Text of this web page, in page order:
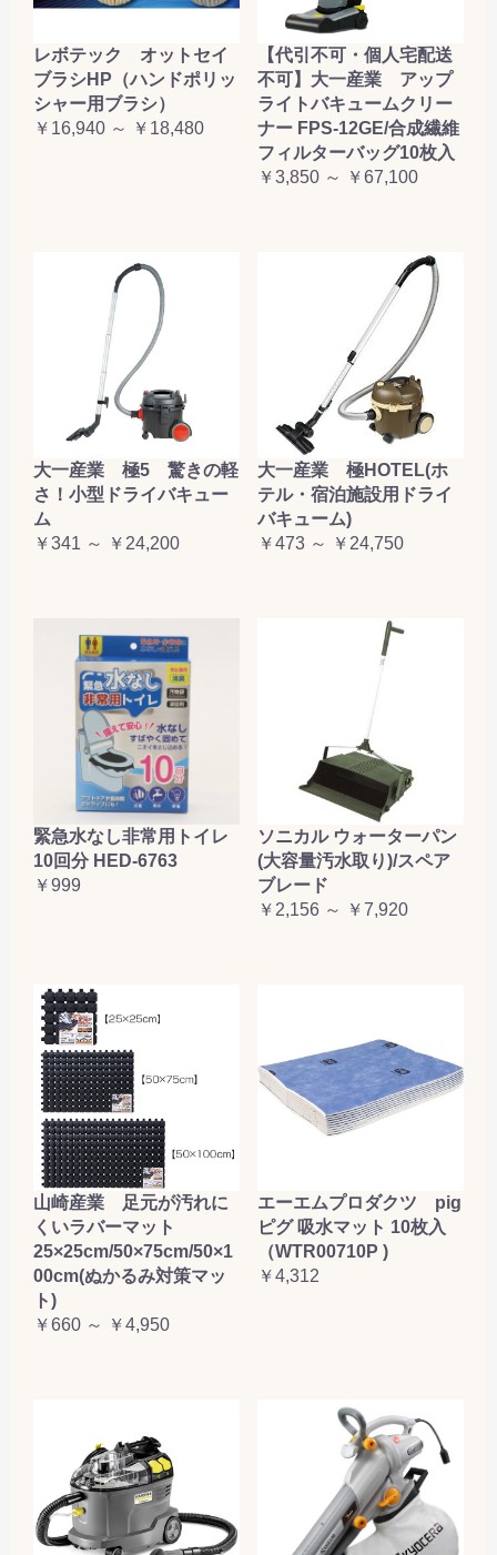
レボテック オットセイ
ブラシHP（ハンドポリッ
シャー用ブラシ）
￥16,940 ～ ￥18,480
【代引不可・個人宅配送
不可】大一産業 アップ
ライトバキュームクリー
ナー FPS-12GE/合成繊維
フィルターバッグ10枚入
￥3,850 ～ ￥67,100
大一産業 極5 驚きの軽
さ！小型ドライバキュー
ム
￥341 ～ ￥24,200
大一産業 極HOTEL(ホ
テル・宿泊施設用ドライ
バキューム)
￥473 ～ ￥24,750
緊急水なし非常用トイレ
10回分 HED-6763
￥999
ソニカル ウォーターパン
(大容量汚水取り)/スペア
ブレード
￥2,156 ～ ￥7,920
山崎産業 足元が汚れに
くいラバーマット
25×25cm/50×75cm/50×1
00cm(ぬかるみ対策マッ
ト)
￥660 ～ ￥4,950
エーエムプロダクツ pig
ピグ 吸水マット 10枚入
（WTR00710P )
￥4,312